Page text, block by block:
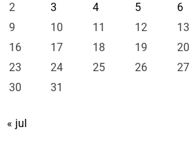
2
3 4 5 6
9
10 11 12 13
16
17 18 19 20
23
24 25 26 27
30
31
« jul